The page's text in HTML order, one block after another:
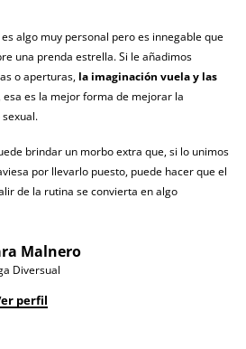
lunes 10 de agosto (fecha estimada)
algo muy personal pero es innegable que
una prenda estrella. Si le añadimos
o aperturas, la imaginación vuela y las
, esa es la mejor forma de mejorar la
brindar un morbo extra que, si lo unimos
por llevarlo puesto, puede hacer que el
de la rutina se convierta en algo
Malnero
Diversual
perfil